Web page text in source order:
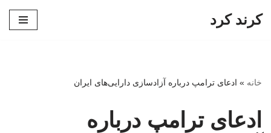
کرند کرد
خانه » ادعای ترامپ درباره آزادسازی دارایی‌های ایران
ادعای ترامپ درباره